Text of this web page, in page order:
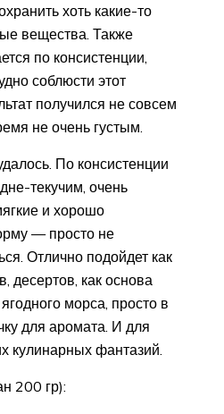
хоть какие-то
вещества. Также
по консистенции,
соблюсти этот
получился не совсем
не очень густым.
По консистенции
текучим, очень
и хорошо
— просто не
Отлично подойдет как
десертов, как основа
морса, просто в
для аромата. И для
кулинарных фантазий.
200 гр):